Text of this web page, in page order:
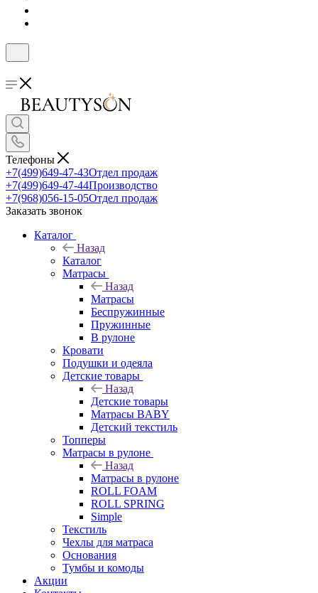
Телефоны
+7(499)649-47-43Отдел продаж
+7(499)649-47-44Производство
+7(968)056-15-05Отдел продаж
Заказать звонок
Каталог
Назад
Каталог
Матрасы
Назад
Матрасы
Беспружинные
Пружинные
В рулоне
Кровати
Подушки и одеяла
Детские товары
Назад
Детские товары
Матрасы BABY
Детский текстиль
Топперы
Матрасы в рулоне
Назад
Матрасы в рулоне
ROLL FOAM
ROLL SPRING
Simple
Текстиль
Чехлы для матраса
Основания
Тумбы и комоды
Акции